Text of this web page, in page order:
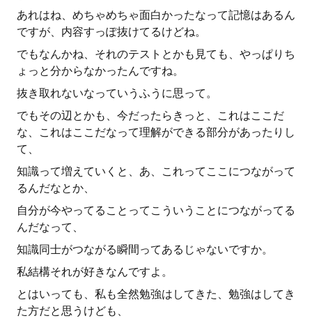
あれはね、めちゃめちゃ面白かったなって記憶はあるん
ですが、内容すっぽ抜けてるけどね。
でもなんかね、それのテストとかも見ても、やっぱりち
ょっと分からなかったんですね。
抜き取れないなっていうふうに思って。
でもその辺とかも、今だったらきっと、これはここだ
な、これはここだなって理解ができる部分があったりし
て、
知識って増えていくと、あ、これってここにつながって
るんだなとか、
自分が今やってることってこういうことにつながってる
んだなって、
知識同士がつながる瞬間ってあるじゃないですか。
私結構それが好きなんですよ。
とはいっても、私も全然勉強はしてきた、勉強はしてき
た方だと思うけども、